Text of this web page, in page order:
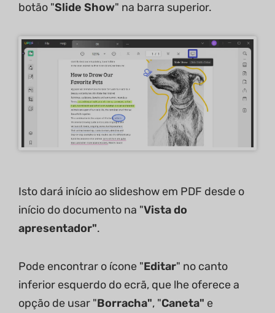
botão "Slide Show" na barra superior.
Isto dará início ao slideshow em PDF desde o
início do documento na "Vista do
apresentador".
Pode encontrar o ícone "Editar" no canto
inferior esquerdo do ecrã, que lhe oferece a
opção de usar "Borracha", "Caneta" e